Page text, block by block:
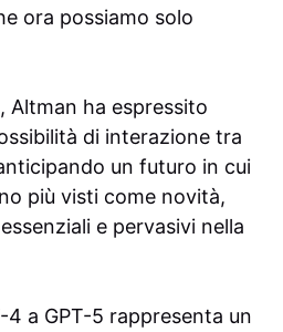
ora possiamo solo
Altman ha espressito
di interazione tra
un futuro in cui
più visti come novità,
e pervasivi nella
4 a GPT-5 rappresenta un